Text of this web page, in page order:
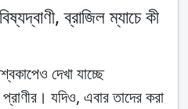
ব্রাজিল ম্যাচে কী
দেখা যাচ্ছে
যদিও, এবার তাদের করা